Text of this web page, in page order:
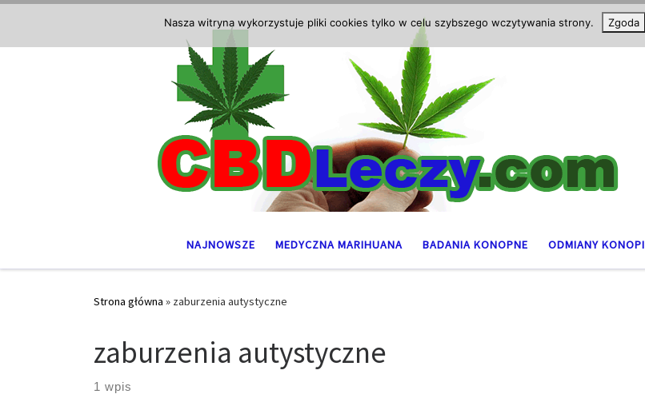
NAJNOWSZE MEDYCZNA MARIHUANA BADANIA KONOPNE ODMIANY KONOPI
Strona główna » zaburzenia autystyczne
zaburzenia autystyczne
1 wpis
Nasza witryna wykorzystuje pliki cookies tylko w celu szybszego wczytywania strony. Zgoda